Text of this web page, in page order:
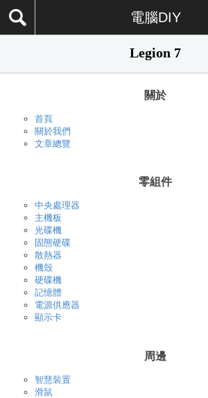
電腦DIY
Legion 7
關於
首頁
關於我們
文章總覽
零組件
中央處理器
主機板
光碟機
固態硬碟
散熱器
機殼
硬碟機
記憶體
電源供應器
顯示卡
周邊
智慧裝置
滑鼠